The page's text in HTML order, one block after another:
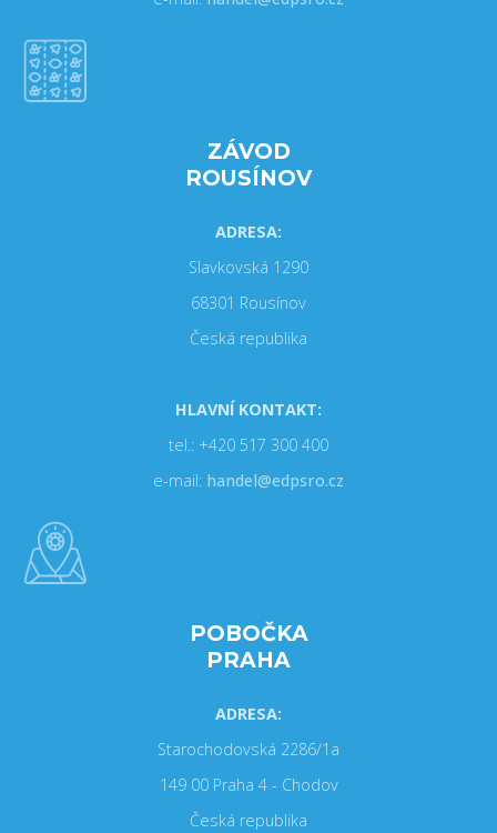
ZÁVOD
ROUSÍNOV
ADRESA:
Slavkovská 1290
68301 Rousínov
Česká republika
HLAVNÍ KONTAKT:
tel.: +420 517 300 400
e-mail: handel@edpsro.cz
POBOČKA
PRAHA
ADRESA:
Starochodovská 2286/1a
149 00 Praha 4 - Chodov
Česká republika